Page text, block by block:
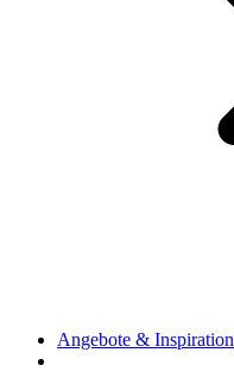
Angebote & Inspiration